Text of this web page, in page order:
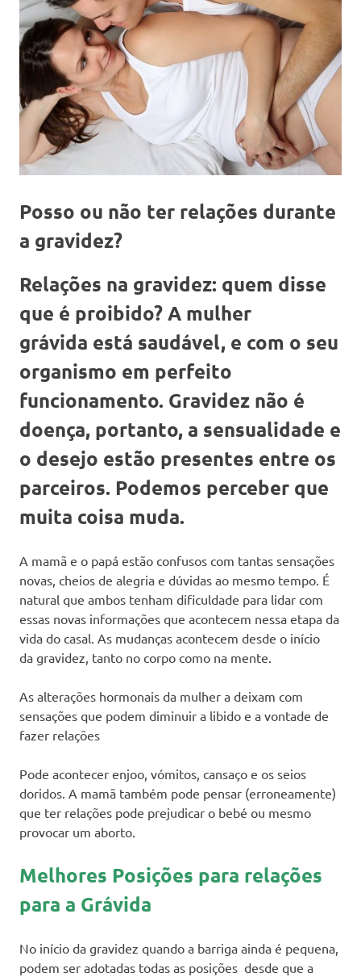
Posso ou não ter relações durante
a gravidez?
Relações na gravidez: quem disse
que é proibido? A mulher
grávida está saudável, e com o seu
organismo em perfeito
funcionamento. Gravidez não é
doença, portanto, a sensualidade e
o desejo estão presentes entre os
parceiros. Podemos perceber que
muita coisa muda.
A mamã e o papá estão confusos com tantas sensações
novas, cheios de alegria e dúvidas ao mesmo tempo. É
natural que ambos tenham dificuldade para lidar com
essas novas informações que acontecem nessa etapa da
vida do casal. As mudanças acontecem desde o início
da gravidez, tanto no corpo como na mente.
As alterações hormonais da mulher a deixam com
sensações que podem diminuir a libido e a vontade de
fazer relações
Pode acontecer enjoo, vómitos, cansaço e os seios
doridos. A mamã também pode pensar (erroneamente)
que ter relações pode prejudicar o bebé ou mesmo
provocar um aborto.
Melhores Posições para relações
para a Grávida
No início da gravidez quando a barriga ainda é pequena,
podem ser adotadas todas as posições desde que a